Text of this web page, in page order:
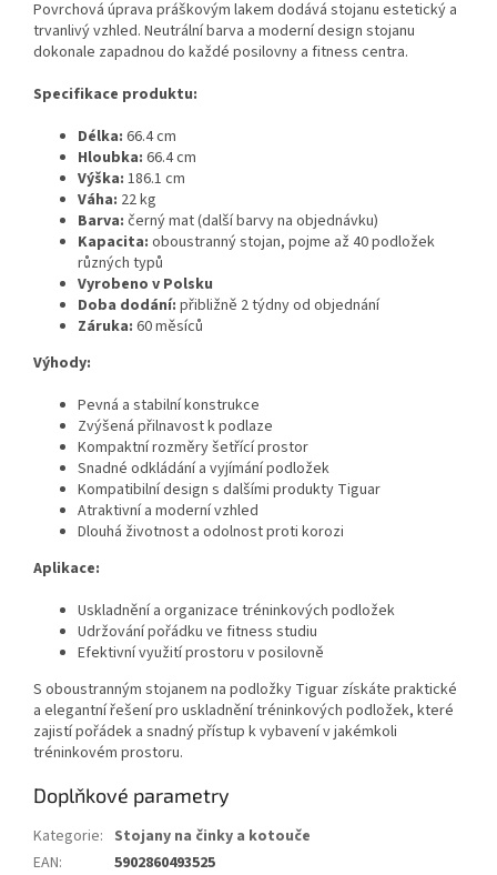
Povrchová úprava práškovým lakem dodává stojanu estetický a
trvanlivý vzhled. Neutrální barva a moderní design stojanu
dokonale zapadnou do každé posilovny a fitness centra.
Specifikace produktu:
Délka: 66.4 cm
Hloubka: 66.4 cm
Výška: 186.1 cm
Váha: 22 kg
Barva: černý mat (další barvy na objednávku)
Kapacita: oboustranný stojan, pojme až 40 podložek
různých typů
Vyrobeno v Polsku
Doba dodání: přibližně 2 týdny od objednání
Záruka: 60 měsíců
Výhody:
Pevná a stabilní konstrukce
Zvýšená přilnavost k podlaze
Kompaktní rozměry šetřící prostor
Snadné odkládání a vyjímání podložek
Kompatibilní design s dalšími produkty Tiguar
Atraktivní a moderní vzhled
Dlouhá životnost a odolnost proti korozi
Aplikace:
Uskladnění a organizace tréninkových podložek
Udržování pořádku ve fitness studiu
Efektivní využití prostoru v posilovně
S oboustranným stojanem na podložky Tiguar získáte praktické
a elegantní řešení pro uskladnění tréninkových podložek, které
zajistí pořádek a snadný přístup k vybavení v jakémkoli
tréninkovém prostoru.
Doplňkové parametry
Kategorie: Stojany na činky a kotouče
EAN:
5902860493525